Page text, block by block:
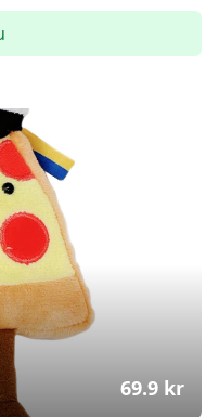
69.9 kr